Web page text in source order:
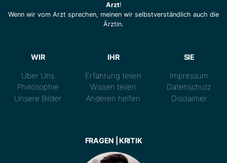
Arzt!
Wenn wir vom Arzt sprechen, meinen wir selbstverständlich auch die
Ärztin.
WIR
Über Uns
Philiosophie
Unsere Bilder
IHR
Erfahrung teilen
Wissen teilen
Anderen helfen
SIE
Impressum
Datenschutz
Disclaimer
FRAGEN | KRITIK